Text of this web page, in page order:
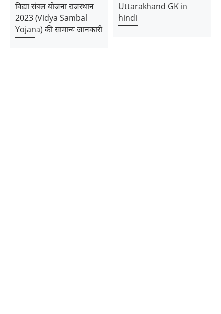
विद्या संबल योजना राजस्थान
2023 (Vidya Sambal
Yojana) की सामान्य जानकारी
Uttarakhand GK in
hindi